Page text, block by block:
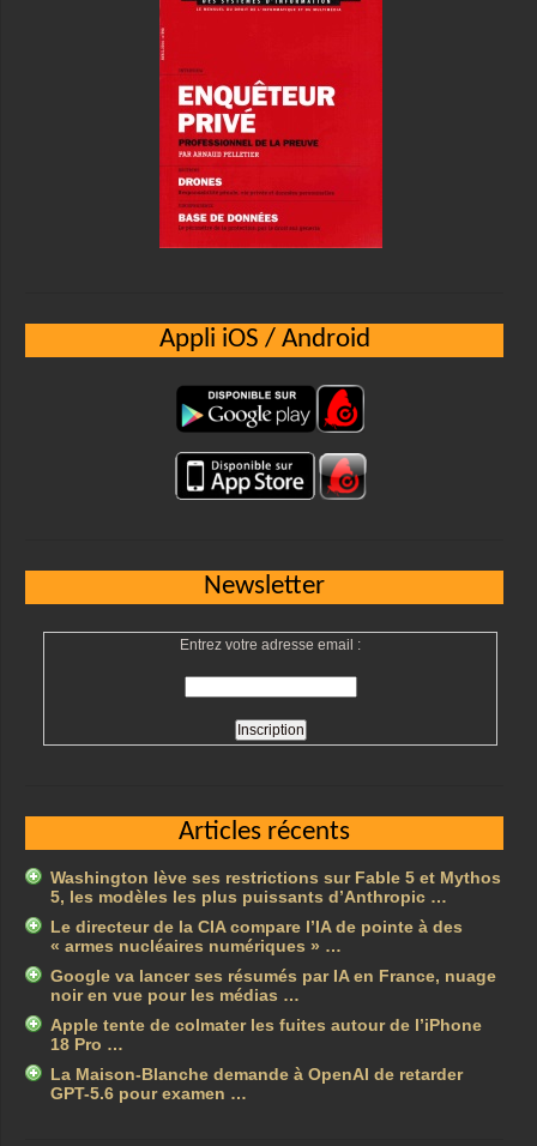
Appli iOS / Android
Newsletter
Entrez votre adresse email :
Articles récents
Washington lève ses restrictions sur Fable 5 et Mythos
5, les modèles les plus puissants d’Anthropic …
Le directeur de la CIA compare l’IA de pointe à des
« armes nucléaires numériques » …
Google va lancer ses résumés par IA en France, nuage
noir en vue pour les médias …
Apple tente de colmater les fuites autour de l’iPhone
18 Pro …
La Maison-Blanche demande à OpenAI de retarder
GPT-5.6 pour examen …